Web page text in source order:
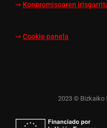
⇒ Konpromisoaren
⇒ Cookie panela
2023 © Bizkaiko